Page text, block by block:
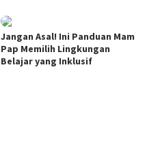
Jangan Asal! Ini Panduan Mam
Pap Memilih Lingkungan
Belajar yang Inklusif